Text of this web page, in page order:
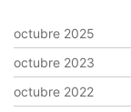
octubre 2025
octubre 2023
octubre 2022